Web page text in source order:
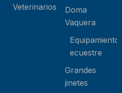
Veterinarios
Doma
Vaquera
Equipamiento
ecuestre
Grandes
jinetes